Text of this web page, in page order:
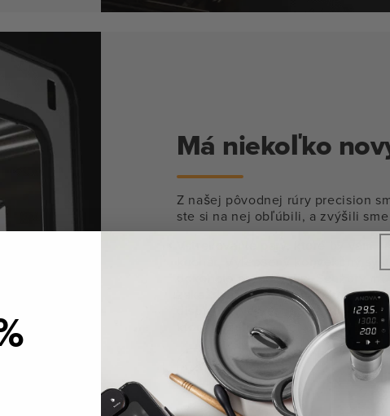
Má niekoľko
Z našej pôvodnej rúry precision
ste si na nej obľúbili, a zvýšili
Vstrekovanie pary, ktoré by vám
kuchár. Vylepšený konvekčný
dokonalé prepečenie. Senzory
zakaždým nastavia perfektnú
displej vo veľkosti telefónu
ktorému je jej používanie veľmi
Zistite viac